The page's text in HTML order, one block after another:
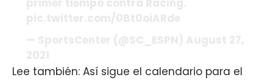
Lee también: Así sigue el calendario para el